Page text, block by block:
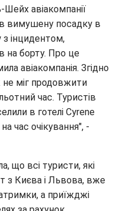
авіакомпанії
вимушену посадку в
з інцидентом,
на борту. Про це
авіакомпанія. Згідно
не міг продовжити
час. Туристів
в готелі Cyrene
час очікування", -
що всі туристи, які
з Києва і Львова, вже
а приїжджі